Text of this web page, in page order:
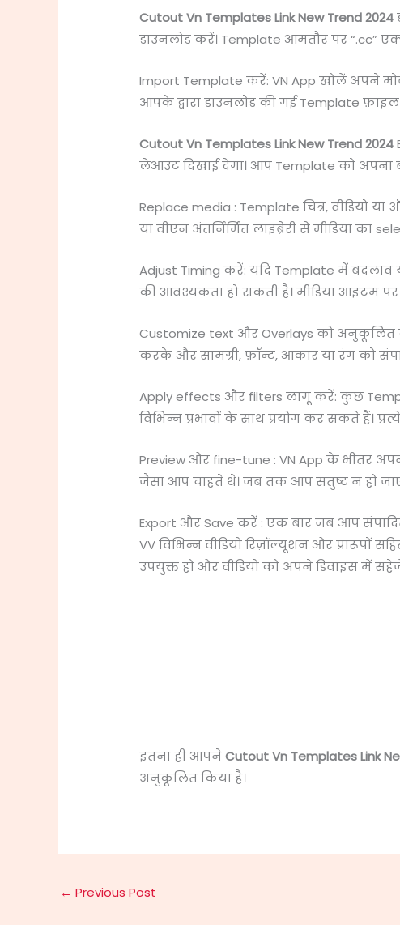
Cutout Vn Templates Link New Trend 2024
डाउनलोड करें। Template आमतौर पर “.cc”
Import Template करें: VN App खोलें अपने
आपके द्वारा डाउनलोड की गई Template
Cutout Vn Templates Link New Trend 2024
लेआउट दिखाई देगा। आप Template को
Replace media : Template चित्र, वीडियो
या वीएन अंतर्निर्मित लाइब्रेरी से मीडिया
Adjust Timing करें: यदि Template में
की आवश्यकता हो सकती है। मीडिया आइटम
Customize text और Overlays को अनुकूलित
करके और सामग्री, फ़ॉन्ट, आकार या रंग को
Apply effects और filters लागू करें: कुछ
विभिन्न प्रभावों के साथ प्रयोग कर सकते हैं।
Preview और fine-tune : VN App के भीतर
जैसा आप चाहते थे। जब तक आप संतुष्ट न हो
Export और Save करें : एक बार जब आप
VV विभिन्न वीडियो रिज़ॉल्यूशन और
उपयुक्त हो और वीडियो को अपने डिवाइस में
इतना ही आपनेCutout Vn Templates Link
अनुकूलित किया है।
← Previous Post